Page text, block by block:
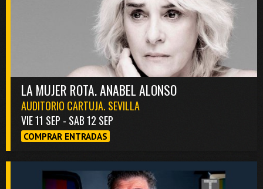
LA MUJER ROTA. ANABEL ALONSO
AUDITORIO CARTUJA. SEVILLA
VIE 11 SEP - SAB 12 SEP
COMPRAR ENTRADAS